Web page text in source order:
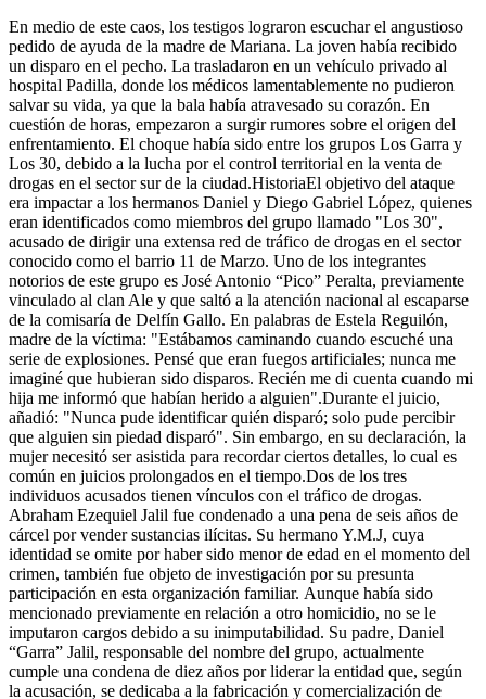
En medio de este caos, los testigos lograron escuchar el angustioso
pedido de ayuda de la madre de Mariana. La joven había recibido
un disparo en el pecho. La trasladaron en un vehículo privado al
hospital Padilla, donde los médicos lamentablemente no pudieron
salvar su vida, ya que la bala había atravesado su corazón. En
cuestión de horas, empezaron a surgir rumores sobre el origen del
enfrentamiento. El choque había sido entre los grupos Los Garra y
Los 30, debido a la lucha por el control territorial en la venta de
drogas en el sector sur de la ciudad.HistoriaEl objetivo del ataque
era impactar a los hermanos Daniel y Diego Gabriel López, quienes
eran identificados como miembros del grupo llamado "Los 30",
acusado de dirigir una extensa red de tráfico de drogas en el sector
conocido como el barrio 11 de Marzo. Uno de los integrantes
notorios de este grupo es José Antonio “Pico” Peralta, previamente
vinculado al clan Ale y que saltó a la atención nacional al escaparse
de la comisaría de Delfín Gallo. En palabras de Estela Reguilón,
madre de la víctima: "Estábamos caminando cuando escuché una
serie de explosiones. Pensé que eran fuegos artificiales; nunca me
imaginé que hubieran sido disparos. Recién me di cuenta cuando mi
hija me informó que habían herido a alguien".Durante el juicio,
añadió: "Nunca pude identificar quién disparó; solo pude percibir
que alguien sin piedad disparó". Sin embargo, en su declaración, la
mujer necesitó ser asistida para recordar ciertos detalles, lo cual es
común en juicios prolongados en el tiempo.Dos de los tres
individuos acusados tienen vínculos con el tráfico de drogas.
Abraham Ezequiel Jalil fue condenado a una pena de seis años de
cárcel por vender sustancias ilícitas. Su hermano Y.M.J, cuya
identidad se omite por haber sido menor de edad en el momento del
crimen, también fue objeto de investigación por su presunta
participación en esta organización familiar. Aunque había sido
mencionado previamente en relación a otro homicidio, no se le
imputaron cargos debido a su inimputabilidad. Su padre, Daniel
“Garra” Jalil, responsable del nombre del grupo, actualmente
cumple una condena de diez años por liderar la entidad que, según
la acusación, se dedicaba a la fabricación y comercialización de